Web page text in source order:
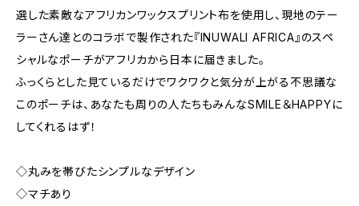
選した素敵なアフリカンワックスプリント布を使用し、現地のテー
ラーさん達とのコラボで製作された『INUWALI AFRICA』のスペ
シャルなポーチがアフリカから日本に届きました。
ふっくらとした見ているだけでワクワクと気分が上がる不思議な
このポーチは、あなたも周りの人たちもみんなSMILE＆HAPPYに
してくれるはず！
◇丸みを帯びたシンプルなデザイン
◇マチあり